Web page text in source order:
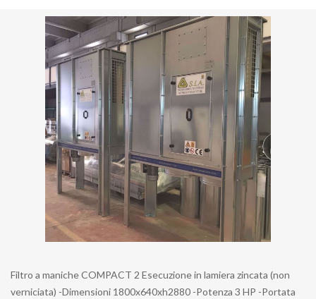
ACCESSO
LISTA DEI DESIDERI
Filtro a maniche COMPACT 2 Esecuzione in lamiera zincata (non
verniciata) -Dimensioni 1800x640xh2880 -Potenza 3 HP -Portata